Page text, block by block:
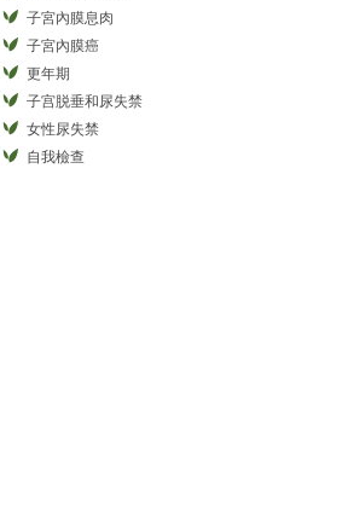
子宮內膜息肉
子宮內膜癌
更年期
子宫脱垂和尿失禁
女性尿失禁
自我檢查